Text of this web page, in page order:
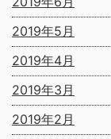
2019年5月
2019年4月
2019年3月
2019年2月